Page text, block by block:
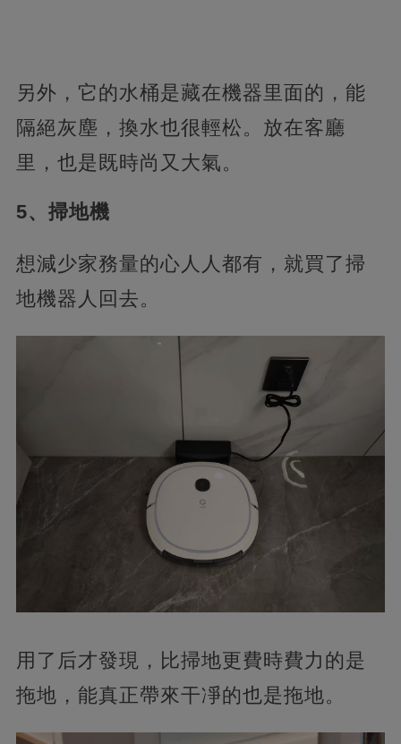
另外，它的水桶是藏在機器里面的，能
隔絕灰塵，換水也很輕松。放在客廳
里，也是既時尚又大氣。
5、掃地機
想減少家務量的心人人都有，就買了掃
地機器人回去。
用了后才發現，比掃地更費時費力的是
拖地，能真正帶來干凈的也是拖地。